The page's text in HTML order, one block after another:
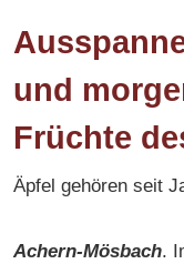
und
Früchte
Äpfel gehören seit
Achern-Mösbach.